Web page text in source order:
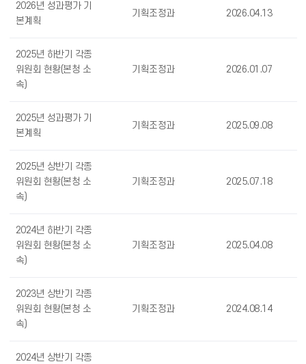
으
로
제
목,
작
등
록
정
보
2026년 성과평가 기
본계획
기획조정과 2026.04.13
2025년 하반기 각종
위원회 현황(본청 소
속)
기획조정과 2026.01.07
2025년 성과평가 기
본계획
기획조정과 2025.09.08
2025년 상반기 각종
위원회 현황(본청 소
속)
기획조정과 2025.07.18
2024년 하반기 각종
위원회 현황(본청 소
속)
기획조정과 2025.04.08
2023년 상반기 각종
위원회 현황(본청 소
속)
기획조정과 2024.08.14
2024년 상반기 각종